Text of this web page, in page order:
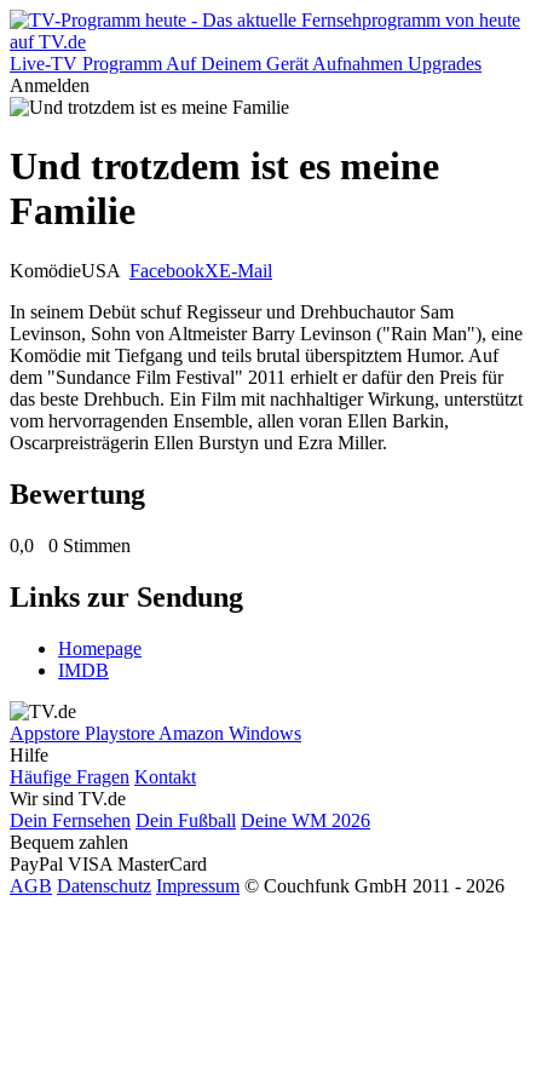
Live-TV Programm Auf Deinem Gerät Aufnahmen Upgrades
Anmelden
Und trotzdem ist es meine
Familie
KomödieUSA FacebookXE-Mail
In seinem Debüt schuf Regisseur und Drehbuchautor Sam
Levinson, Sohn von Altmeister Barry Levinson ("Rain Man"), eine
Komödie mit Tiefgang und teils brutal überspitztem Humor. Auf
dem "Sundance Film Festival" 2011 erhielt er dafür den Preis für
das beste Drehbuch. Ein Film mit nachhaltiger Wirkung, unterstützt
vom hervorragenden Ensemble, allen voran Ellen Barkin,
Oscarpreisträgerin Ellen Burstyn und Ezra Miller.
Bewertung
0,0 0 Stimmen
Links zur Sendung
Homepage
IMDB
Appstore Playstore Amazon Windows
Hilfe
Häufige Fragen Kontakt
Wir sind TV.de
Dein Fernsehen Dein Fußball Deine WM 2026
Bequem zahlen
PayPal VISA MasterCard
AGB Datenschutz Impressum © Couchfunk GmbH 2011 - 2026